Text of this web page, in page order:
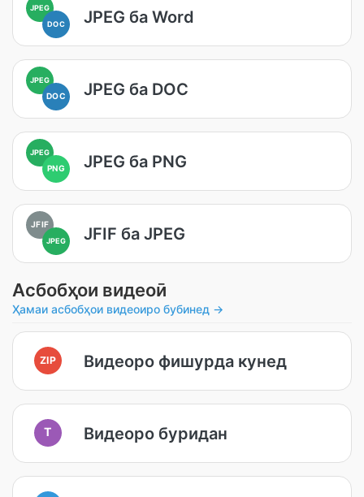
JPEG
DOC
JPEG ба Word
JPEG
DOC JPEG ба DOC
JPEG
PNG JPEG ба PNG
JFIF
JPEG JFIF ба JPEG
Асбобҳои видеоӣ
Ҳамаи асбобҳои видеоиро бубинед →
ZIP Видеоро фишурда кунед
T Видеоро буридан